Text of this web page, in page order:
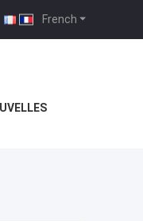
French